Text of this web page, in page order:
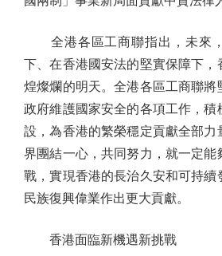
全港各區工商聯指出，未來
下、在香港國安法的堅實保障下，
煌燦爛的明天。全港各區工商聯將
政府維護國家安全的各項工作，積
設，為香港的繁榮穩定貢獻全部力
界團結一心，共同努力，就一定能
戰，實現香港的長治久安和可持續
民族復興偉業作出更大貢獻。
香港面臨新機遇新挑戰